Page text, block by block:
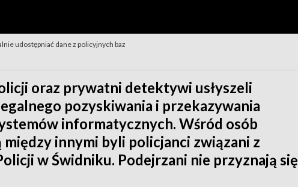
udostępniać dane z policyjnych baz
oraz prywatni detektywi usłyszeli
pozyskiwania i przekazywania
informatycznych. Wśród osób
innymi byli policjanci związani z
w Świdniku. Podejrzani nie przyznają się